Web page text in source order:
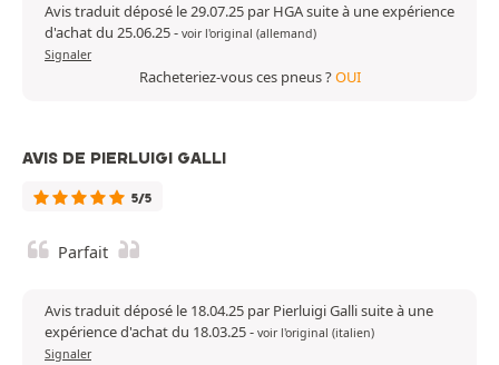
Avis traduit déposé le 29.07.25 par HGA suite à une expérience
d'achat du 25.06.25- voir l'original (allemand)
Signaler
Racheteriez-vous ces pneus ?OUI
AVIS DE PIERLUIGI GALLI
5/5
Parfait
Avis traduit déposé le 18.04.25 par Pierluigi Galli suite à une
expérience d'achat du 18.03.25- voir l'original (italien)
Signaler